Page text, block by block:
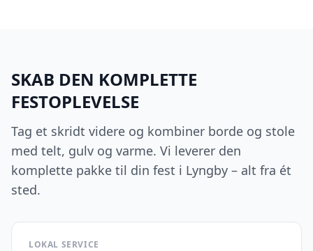
SKAB DEN KOMPLETTE
FESTOPLEVELSE
Tag et skridt videre og kombiner borde og stole
med telt, gulv og varme. Vi leverer den
komplette pakke til din fest i Lyngby – alt fra ét
sted.
LOKAL SERVICE